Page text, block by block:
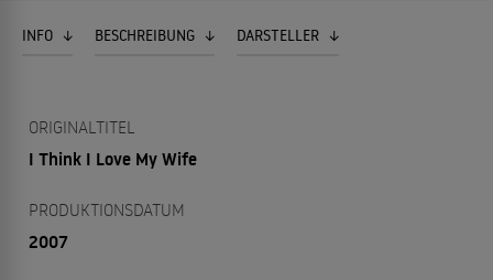
INFO BESCHREIBUNG DARSTELLER
ORIGINALTITEL
I Think I Love My Wife
PRODUKTIONSDATUM
2007